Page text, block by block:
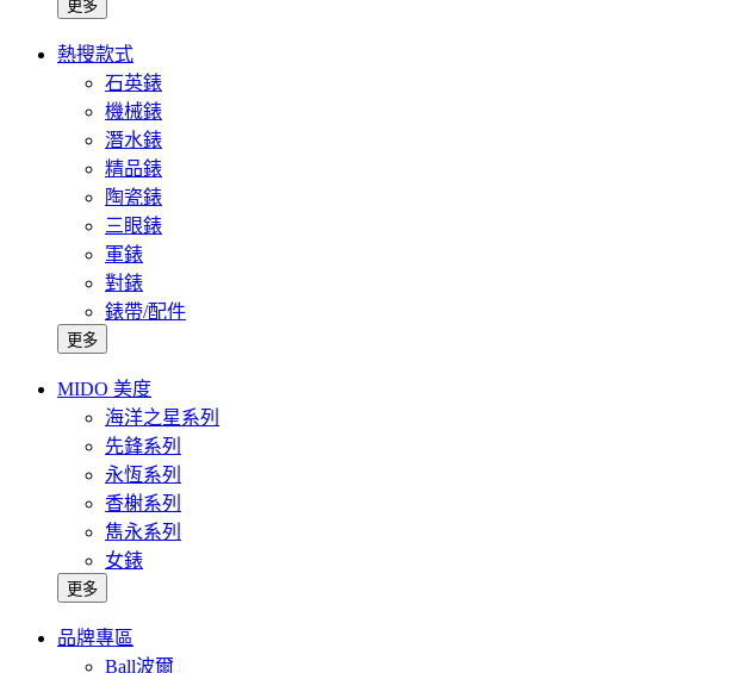
更多
熱搜款式
石英錶
機械錶
潛水錶
精品錶
陶瓷錶
三眼錶
軍錶
對錶
錶帶/配件
更多
MIDO 美度
海洋之星系列
先鋒系列
永恆系列
香榭系列
雋永系列
女錶
更多
品牌專區
Ball波爾